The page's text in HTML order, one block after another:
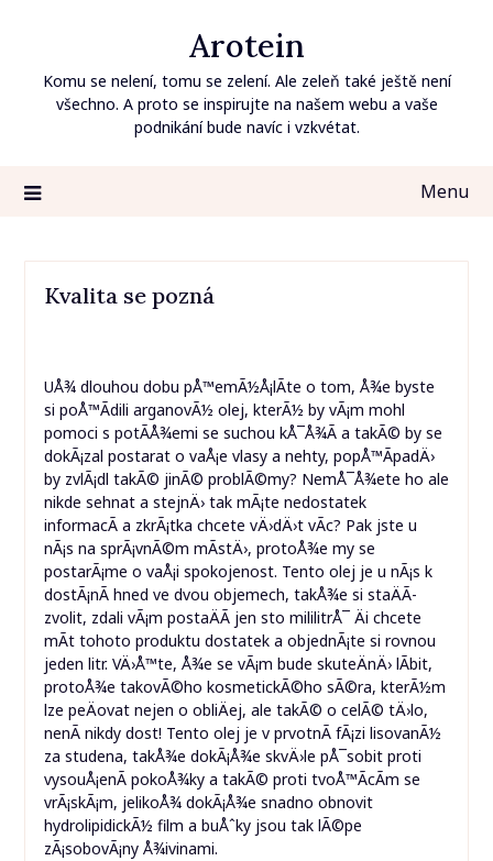
content
Arotein
Komu se nelení, tomu se zelení. Ale zeleň také ještě není
všechno. A proto se inspirujte na našem webu a vaše
podnikání bude navíc i vzkvétat.
Menu
Kvalita se pozná
UÅ¾ dlouhou dobu pÅ™emÃ½Å¡lÃ­te o tom, Å¾e byste
si poÅ™Ã­dili arganovÃ½ olej, kterÃ½ by vÃ¡m mohl
pomoci s potÃ­Å¾emi se suchou kÅ¯Å¾Ã­ a takÃ© by se
dokÃ¡zal postarat o vaÅ¡e vlasy a nehty, popÅ™Ã­padÄ›
by zvlÃ¡dl takÃ© jinÃ© problÃ©my? NemÅ¯Å¾ete ho ale
nikde sehnat a stejnÄ› tak mÃ¡te nedostatek
informacÃ­ a zkrÃ¡tka chcete vÄ›dÄ›t vÃ­c? Pak jste u
nÃ¡s na sprÃ¡vnÃ©m mÃ­stÄ›, protoÅ¾e my se
postarÃ¡me o vaÅ¡i spokojenost. Tento olej je u nÃ¡s k
dostÃ¡nÃ­ hned ve dvou objemech, takÅ¾e si staÄÃ­
zvolit, zdali vÃ¡m postaÄÃ­ jen sto mililitrÅ¯ Äi chcete
mÃ­t tohoto produktu dostatek a objednÃ¡te si rovnou
jeden litr. VÄ›Å™te, Å¾e se vÃ¡m bude skuteÄnÄ› lÃ­bit,
protoÅ¾e takovÃ©ho kosmetickÃ©ho sÃ©ra, kterÃ½m
lze peÄovat nejen o obliÄej, ale takÃ© o celÃ© tÄ›lo,
nenÃ­ nikdy dost! Tento olej je v prvotnÃ­ fÃ¡zi lisovanÃ½
za studena, takÅ¾e dokÃ¡Å¾e skvÄ›le pÅ¯sobit proti
vysouÅ¡enÃ­ pokoÅ¾ky a takÃ© proti tvoÅ™Ã­cÃ­m se
vrÃ¡skÃ¡m, jelikoÅ¾ dokÃ¡Å¾e snadno obnovit
hydrolipidickÃ½ film a buÅˆky jsou tak lÃ©pe
zÃ¡sobovÃ¡ny Å¾ivinami.